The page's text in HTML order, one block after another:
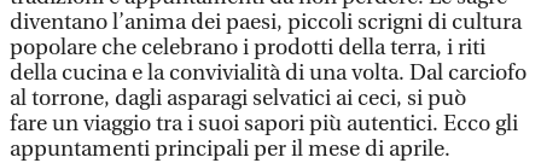
diventano l’anima dei paesi, piccoli scrigni di cultura
popolare che celebrano i prodotti della terra, i riti
della cucina e la convivialità di una volta. Dal carciofo
al torrone, dagli asparagi selvatici ai ceci, si può
fare un viaggio tra i suoi sapori più autentici. Ecco gli
appuntamenti principali per il mese di aprile.